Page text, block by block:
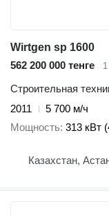
Wirtgen sp 1600
562 200 000 тенге
Строительная
2011
5 700 м/ч
Мощность 313 кВт
Казахстан,